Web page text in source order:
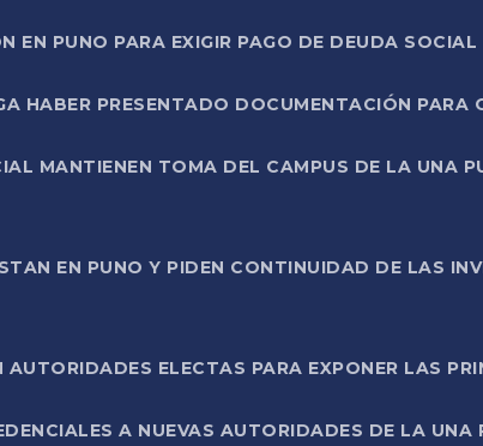
EN PUNO PARA EXIGIR PAGO DE DEUDA
HABER PRESENTADO DOCUMENTACIÓN
MANTIENEN TOMA DEL CAMPUS DE LA UNA
EN PUNO Y PIDEN CONTINUIDAD DE LAS
AUTORIDADES ELECTAS PARA EXPONER LAS
A NUEVAS AUTORIDADES DE LA UNA